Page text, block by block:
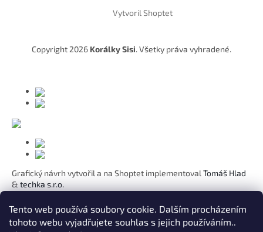
Tento web používá soubory cookie. Dalším procházením
tohoto webu vyjadřujete souhlas s jejich používáním..
Vytvoril Shoptet
Copyright 2026 Korálky Sisi. Všetky práva vyhradené.
Grafický návrh vytvořil a na Shoptet implementoval Tomáš Hlad
& techka s.r.o.
Koho chcete obdarovat?
Pre mamičku